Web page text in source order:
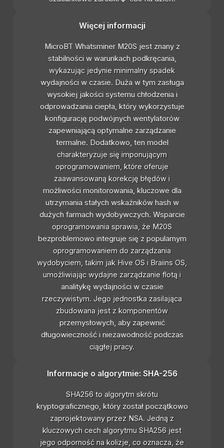
Więcej informacji
MicroBT Whatsminer M20S jest znany z
stabilności w warunkach podkręcania,
wykazując jedynie minimalny spadek
wydajności w czasie. Duża w tym zasługa
wysokiej jakości systemu chłodzenia i
odprowadzania ciepła, który wykorzystuje
konfigurację podwójnych wentylatorów
zapewniającą optymalne zarządzanie
termalne. Dodatkowo, ten model
charakteryzuje się imponującym
oprogramowaniem, które oferuje
zaawansowaną korekcję błędów i
możliwości monitorowania, kluczowe dla
utrzymania stałych wskaźników hash w
dużych farmach wydobywczych. Wsparcie
oprogramowania sprawia, że M20S
bezproblemowo integruje się z popularnym
oprogramowaniem do zarządzania
wydobyciem, takim jak Hive OS i Braiins OS,
umożliwiając wydajne zarządzanie flotą i
analitykę wydajności w czasie
rzeczywistym. Jego jednostka zasilająca
zbudowana jest z komponentów
przemysłowych, aby zapewnić
długowieczność i niezawodność podczas
ciągłej pracy.
Informacje o algorytmie: SHA-256
SHA256 to algorytm skrótu
kryptograficznego, który został początkowo
zaprojektowany przez NSA. Jedną z
kluczowych cech algorytmu SHA256 jest
jego odporność na kolizje, co oznacza, że